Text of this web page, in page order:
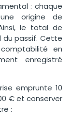
: chaque
origine de
le total de
du passif. Cette
en
enregistré
emprunte 10
€ et conserver
: